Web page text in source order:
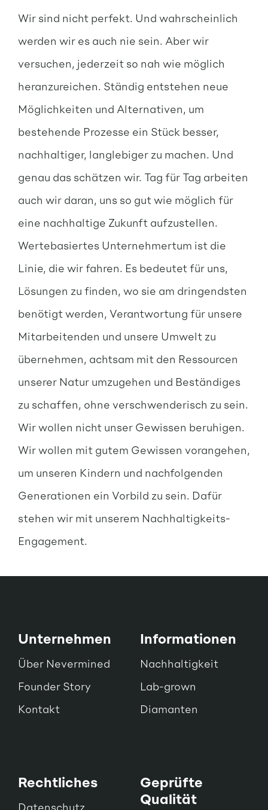
Wir sind nicht perfekt. Und wahrscheinlich
werden wir es auch nie sein. Aber wir
versuchen, jederzeit so nah wie möglich
heranzureichen. Ständig entstehen neue
Möglichkeiten und Alternativen, um
bestehende Prozesse ein Stück besser,
nachhaltiger, langlebiger zu machen. Und
genau das schätzen wir. Tag für Tag arbeiten
auch wir daran, uns so gut wie möglich für
eine nachhaltige Zukunft aufzustellen.
Wertebasiertes Unternehmertum ist die
Linie, die wir fahren. Es bedeutet für uns,
Lösungen zu finden, wo sie am dringendsten
benötigt werden, Verantwortung für unsere
Mitarbeitenden und unsere Umwelt zu
übernehmen, achtsam mit den Ressourcen
unserer Natur umzugehen und Beständiges
zu schaffen, ohne verschwenderisch zu sein.
Wir wollen nicht unser Gewissen beruhigen.
Wir wollen mit gutem Gewissen vorangehen,
um unseren Kindern und nachfolgenden
Generationen ein Vorbild zu sein. Dafür
stehen wir mit unserem Nachhaltigkeits-
Engagement.
Unternehmen
Über Nevermined
Founder Story
Kontakt
Informationen
Nachhaltigkeit
Lab-grown
Diamanten
Rechtliches
Datenschutz
Geprüfte
Qualität